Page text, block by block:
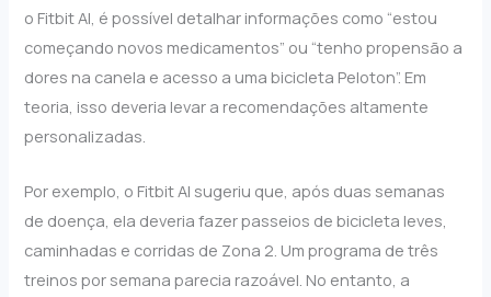
o Fitbit AI, é possível detalhar informações como “estou
começando novos medicamentos” ou “tenho propensão a
dores na canela e acesso a uma bicicleta Peloton”. Em
teoria, isso deveria levar a recomendações altamente
personalizadas.
Por exemplo, o Fitbit AI sugeriu que, após duas semanas
de doença, ela deveria fazer passeios de bicicleta leves,
caminhadas e corridas de Zona 2. Um programa de três
treinos por semana parecia razoável. No entanto, a